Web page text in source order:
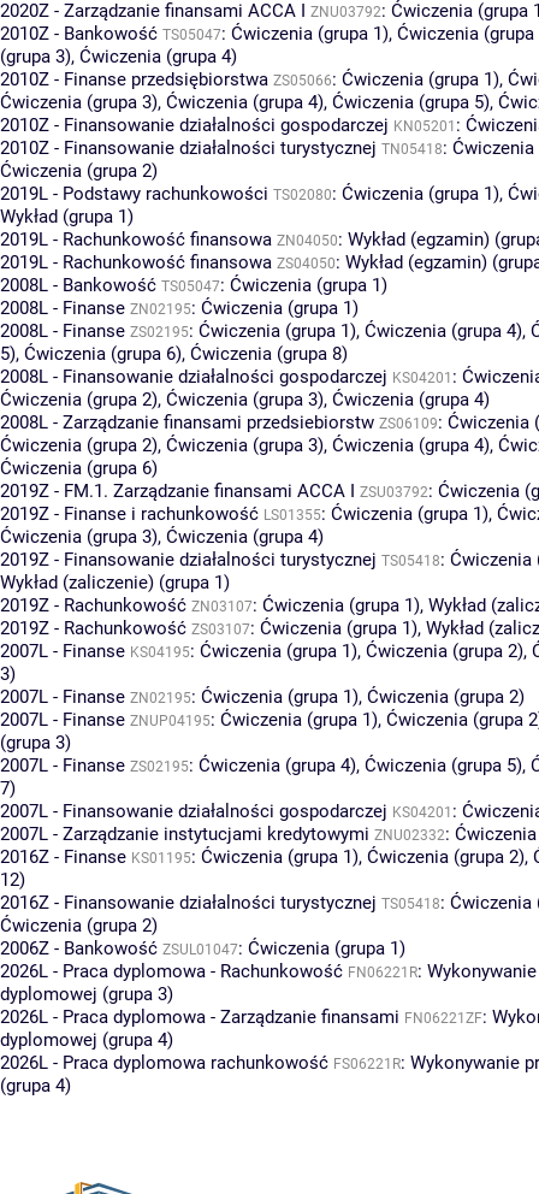
2020Z - Zarządzanie finansami ACCA I ZNU03792: Ćwiczenia (grupa
2010Z - Bankowość TS05047: Ćwiczenia (grupa 1), Ćwiczenia (grupa
(grupa 3), Ćwiczenia (grupa 4)
2010Z - Finanse przedsiębiorstwa ZS05066: Ćwiczenia (grupa 1),
Ćwiczenia (grupa 3), Ćwiczenia (grupa 4), Ćwiczenia (grupa 5),
2010Z - Finansowanie działalności gospodarczej KN05201 :
2010Z - Finansowanie działalności turystycznej TN05418: Ćwiczenia
Ćwiczenia (grupa 2)
2019L - Podstawy rachunkowości TS02080: Ćwiczenia (grupa 1),
Wykład (grupa 1)
2019L - Rachunkowość finansowa ZN04050: Wykład (egzamin)
2019L - Rachunkowość finansowa ZS04050: Wykład (egzamin)
2008L - Bankowość TS05047: Ćwiczenia (grupa 1)
2008L - Finanse ZN02195: Ćwiczenia (grupa 1)
2008L - Finanse ZS02195: Ćwiczenia (grupa 1), Ćwiczenia (grupa 4),
5), Ćwiczenia (grupa 6), Ćwiczenia (grupa 8)
2008L - Finansowanie działalności gospodarczej KS04201 :
Ćwiczenia (grupa 2), Ćwiczenia (grupa 3), Ćwiczenia (grupa 4)
2008L - Zarządzanie finansami przedsiebiorstw ZS06109: Ćwiczenia
Ćwiczenia (grupa 2), Ćwiczenia (grupa 3), Ćwiczenia (grupa 4),
Ćwiczenia (grupa 6)
2019Z - FM.1. Zarządzanie finansami ACCA I ZSU03792: Ćwiczenia
2019Z - Finanse i rachunkowość LS01355: Ćwiczenia (grupa 1),
Ćwiczenia (grupa 3), Ćwiczenia (grupa 4)
2019Z - Finansowanie działalności turystycznej TS05418: Ćwiczenia
Wykład (zaliczenie) (grupa 1)
2019Z - Rachunkowość ZN03107: Ćwiczenia (grupa 1), Wykład
2019Z - Rachunkowość ZS03107: Ćwiczenia (grupa 1), Wykład
2007L - Finanse KS04195: Ćwiczenia (grupa 1), Ćwiczenia (grupa 2),
3)
2007L - Finanse ZN02195: Ćwiczenia (grupa 1), Ćwiczenia (grupa 2)
2007L - Finanse ZNUP04195: Ćwiczenia (grupa 1), Ćwiczenia (grupa
(grupa 3)
2007L - Finanse ZS02195: Ćwiczenia (grupa 4), Ćwiczenia (grupa 5),
7)
2007L - Finansowanie działalności gospodarczej KS04201 :
2007L - Zarządzanie instytucjami kredytowymi ZNU02332:
2016Z - Finanse KS01195: Ćwiczenia (grupa 1), Ćwiczenia (grupa 2),
12)
2016Z - Finansowanie działalności turystycznej TS05418: Ćwiczenia
Ćwiczenia (grupa 2)
2006Z - Bankowość ZSUL01047: Ćwiczenia (grupa 1)
2026L - Praca dyplomowa - Rachunkowość FN06221R:
dyplomowej (grupa 3)
2026L - Praca dyplomowa - Zarządzanie finansami FN06221ZF:
dyplomowej (grupa 4)
2026L - Praca dyplomowa rachunkowość FS06221R: Wykonywanie
(grupa 4)